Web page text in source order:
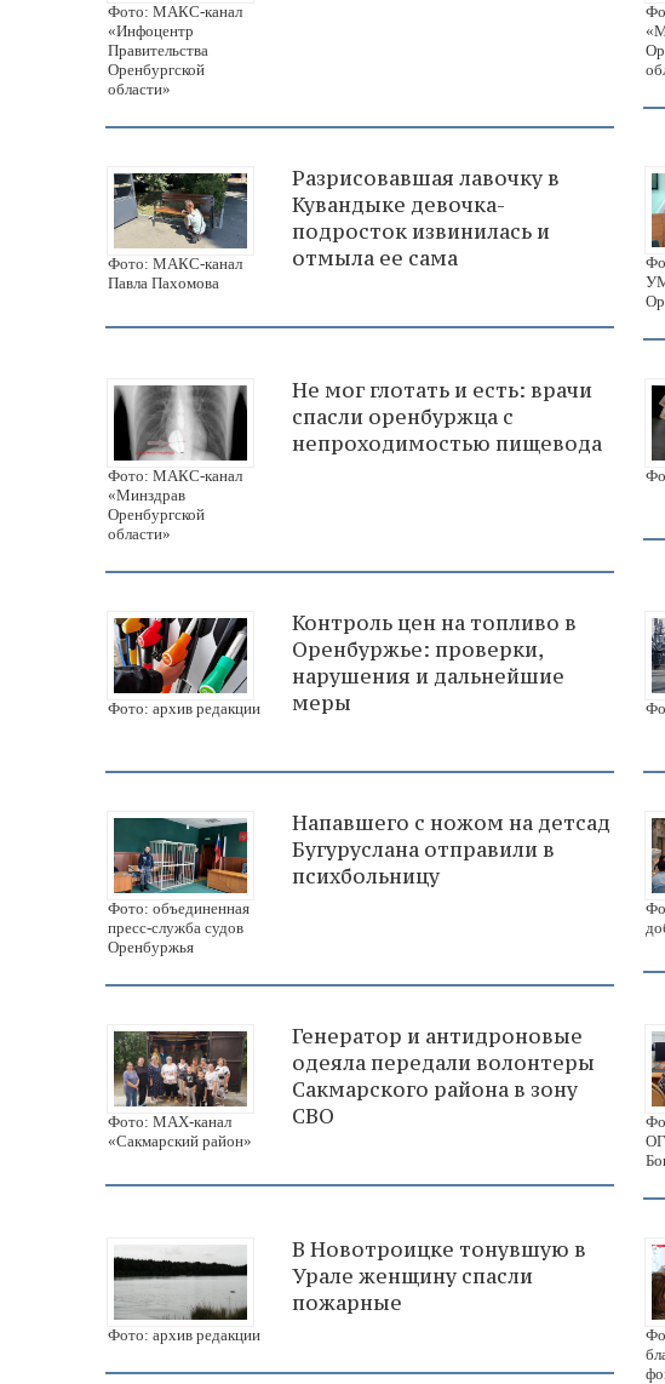
Фото: МАКС-канал
«Инфоцентр
Правительства
Оренбургской
области»
Фото: МАКС-канал
Павла Пахомова
Разрисовавшая лавочку в
Кувандыке девочка-
подросток извинилась и
отмыла ее сама
Фото: МАКС-канал
«Минздрав
Оренбургской
области»
Не мог глотать и есть: врачи
спасли оренбуржца с
непроходимостью пищевода
Фото: архив редакции
Контроль цен на топливо в
Оренбуржье: проверки,
нарушения и дальнейшие
меры
Фото: объединенная
пресс-служба судов
Оренбуржья
Напавшего с ножом на детсад
Бугуруслана отправили в
психбольницу
Фото: МАХ-канал
«Сакмарский район»
Генератор и антидроновые
одеяла передали волонтеры
Сакмарского района в зону
СВО
Фото: архив редакции
В Новотроицке тонувшую в
Урале женщину спасли
пожарные